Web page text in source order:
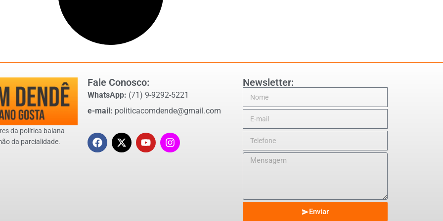
da política baiana
da parcialidade.
Fale Conosco:
WhatsApp: (71) 9-9292-5221
e-mail: politicacomdende@gmail.com
Newsletter:
Enviar